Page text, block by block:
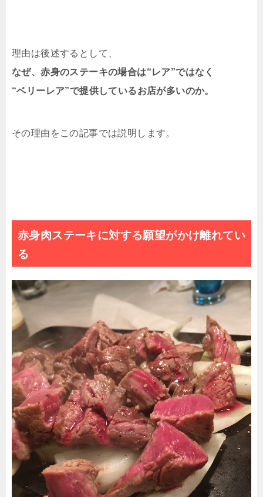
理由は後述するとして、
なぜ、赤身のステーキの場合は“レア”ではなく
“ベリーレア”で提供しているお店が多いのか。
その理由をこの記事では説明します。
赤身肉ステーキに対する願望がかけ離れてい
る